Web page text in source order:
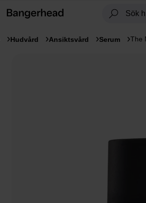
Hudvård Ansiktsvård Serum The